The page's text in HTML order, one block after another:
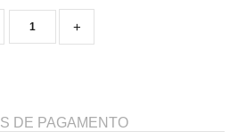
+
DE PAGAMENTO